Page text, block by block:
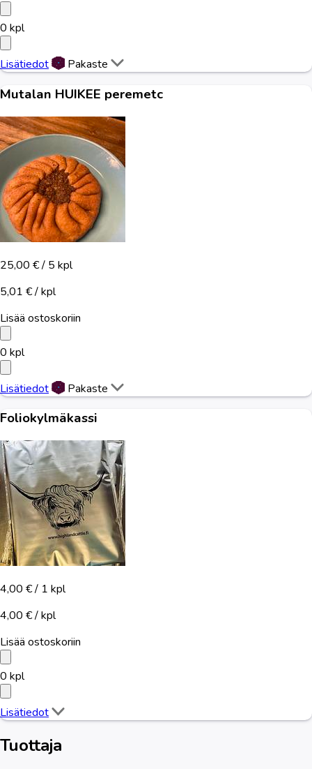
0 kpl
Lisätiedot Pakaste
Mutalan HUIKEE peremetc
25,00 €/ 5 kpl
5,01 € / kpl
Lisää ostoskoriin
0 kpl
Lisätiedot Pakaste
Foliokylmäkassi
4,00 €/ 1 kpl
4,00 € / kpl
Lisää ostoskoriin
0 kpl
Lisätiedot
Tuottaja